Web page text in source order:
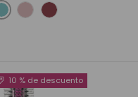
Juniper
10 % de descuento